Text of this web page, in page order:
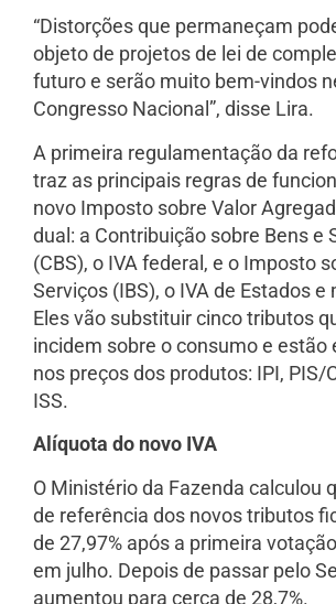
“Distorções que permaneçam
objeto de projetos de lei de
futuro e serão muito bem-vindos
Congresso Nacional”, disse Lira.
A primeira regulamentação da
traz as principais regras de
novo Imposto sobre Valor
dual: a Contribuição sobre Bens e
(CBS), o IVA federal, e o Imposto
Serviços (IBS), o IVA de Estados e
Eles vão substituir cinco tributos
incidem sobre o consumo e estão
nos preços dos produtos: IPI, PIS/
ISS.
Alíquota do novo IVA
O Ministério da Fazenda calculou
de referência dos novos tributos
de 27,97% após a primeira
em julho. Depois de passar pelo
aumentou para cerca de 28,7%.